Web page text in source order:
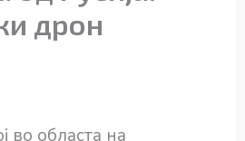
дрон
во областа на